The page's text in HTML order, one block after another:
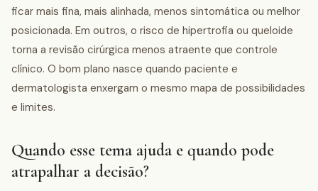
ficar mais fina, mais alinhada, menos sintomática ou melhor
posicionada. Em outros, o risco de hipertrofia ou queloide
torna a revisão cirúrgica menos atraente que controle
clínico. O bom plano nasce quando paciente e
dermatologista enxergam o mesmo mapa de possibilidades
e limites.
Quando esse tema ajuda e quando pode
atrapalhar a decisão?